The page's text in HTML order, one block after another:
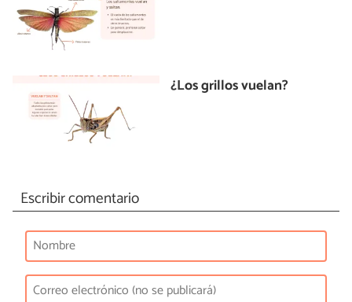
¿Los grillos vuelan?
Escribir comentario